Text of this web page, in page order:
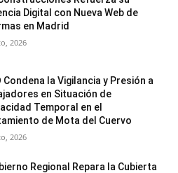
Digital con Nueva Web de
en Madrid
2026
Condena la Vigilancia y Presión a
en Situación de
Temporal en el
de Mota del Cuervo
2026
Regional Repara la Cubierta